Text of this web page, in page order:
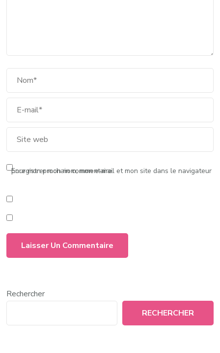
Enregistrer mon nom, mon e-mail et mon site dans le navigateur pour mon prochain commentaire.
Rechercher
RECHERCHER